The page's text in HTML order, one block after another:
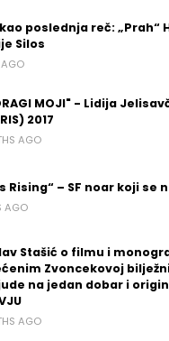
poslednja reč: „Prah“
Silos
MOJI" - Lidija
2017
AGO
Rising“ – SF noar koji se
AGO
Stašić o filmu i
Zvoncekovoj
na jedan dobar i
AGO